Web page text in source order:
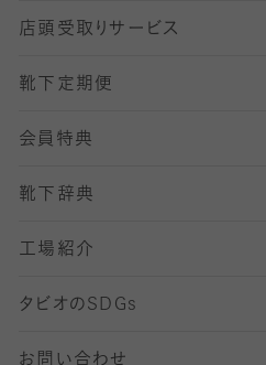
10分丈 レギンス
12分丈レギンス
13分丈レギンス
スポーツ用レッグウォーマー
SSサイズ（21～23cm）
Sサイズ（22～25cm）
Mサイズ（25～27cm）
Lサイズ（27～29cm）
着圧・加圧タイツ
むくみ対策
足の疲れ対策
足の臭い対策
冷え対策
靴ずれ対策
快適な睡眠対策
店頭受取りサービス
靴下定期便
会員特典
靴下辞典
工場紹介
タビオのSDGs
お問い合わせ